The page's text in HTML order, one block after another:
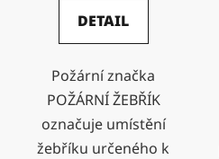
DETAIL
Požární značka
POŽÁRNÍ ŽEBŘÍK
označuje umístění
žebříku určeného k